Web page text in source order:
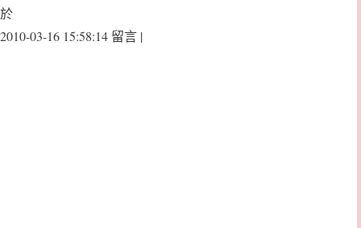
於
2010-03-16 15:58:14 留言 |